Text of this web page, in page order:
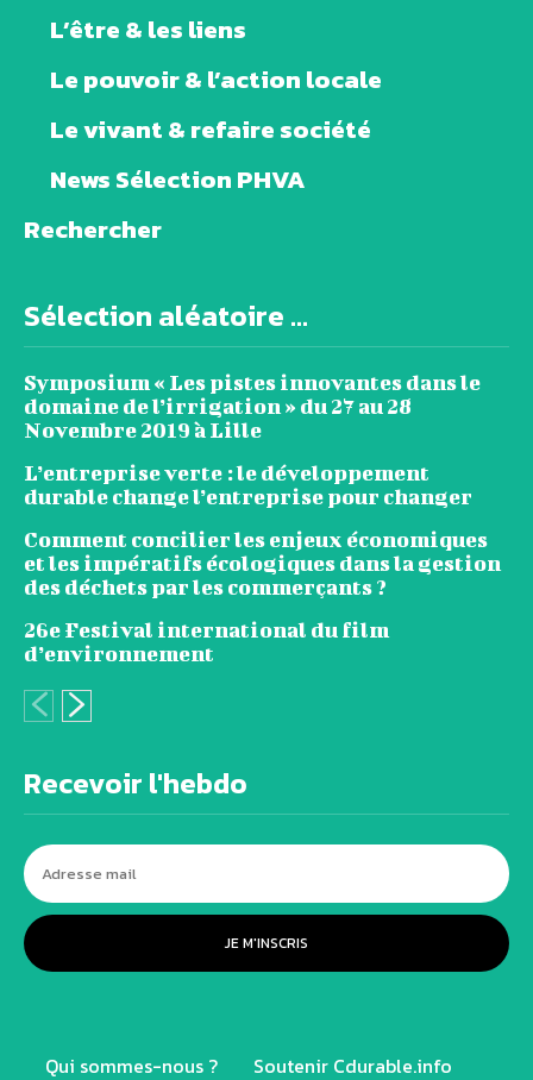
L’être & les liens
Le pouvoir & l’action locale
Le vivant & refaire société
News Sélection PHVA
Rechercher
Sélection aléatoire ...
Symposium « Les pistes innovantes dans le
domaine de l’irrigation » du 27 au 28
Novembre 2019 à Lille
L’entreprise verte : le développement
durable change l’entreprise pour changer
Comment concilier les enjeux économiques
et les impératifs écologiques dans la gestion
des déchets par les commerçants ?
26e Festival international du film
d’environnement
Recevoir l'hebdo
JE M'INSCRIS
Qui sommes-nous ? Soutenir Cdurable.info